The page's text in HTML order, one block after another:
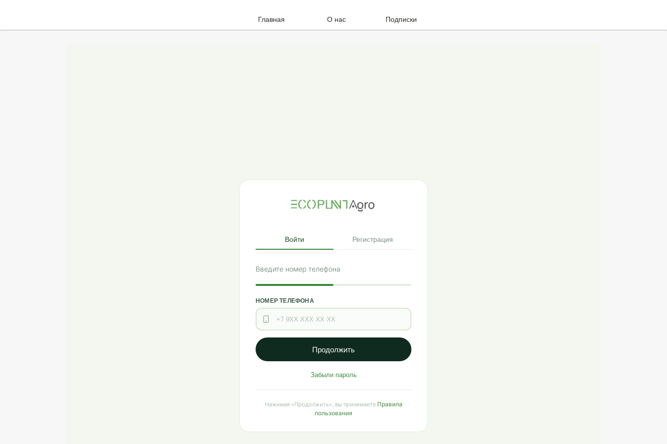
Главная О нас Подписки
Войти Регистрация
Введите номер телефона
НОМЕР ТЕЛЕФОНА
Продолжить
Забыли пароль
Нажимая «Продолжить», вы принимаете Правила
пользования